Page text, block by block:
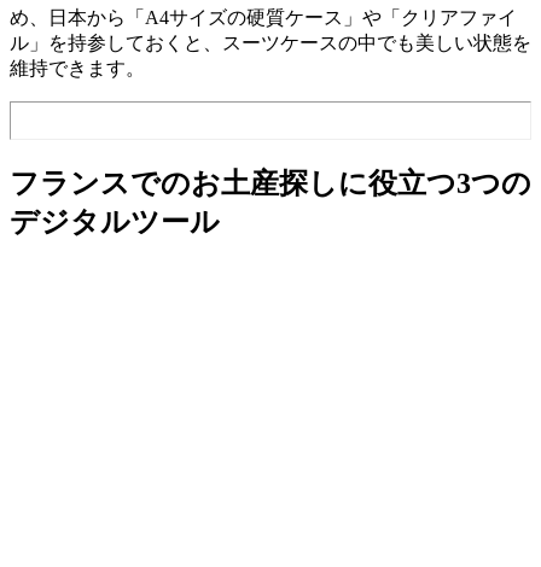
め、日本から「A4サイズの硬質ケース」や「クリアファイ
ル」を持参しておくと、スーツケースの中でも美しい状態を
維持できます。
フランスでのお土産探しに役立つ3つの
デジタルツール